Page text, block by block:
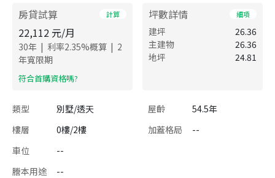
房貸試算 計算
22,112 元/月
30年 | 利率2.35%概算 | 2
年寬限期
​符合首購資格嗎?
坪數詳情 細項
建坪
26.36
主建物
26.36
地坪
24.81
類型 別墅/透天 屋齡
54.5年
樓層
0樓/2樓 加蓋格局
--
車位
--
謄本用途
--